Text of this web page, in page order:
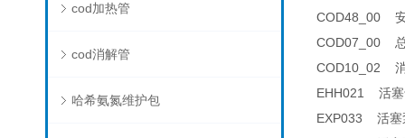
cod加热管
cod消解管
哈希氨氮维护包
COD48_00
COD07_00
COD10_02
EHH021 活
EXP033 活